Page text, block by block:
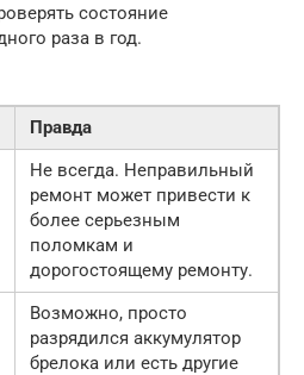
состояние
раза в год.
Правда
Не всегда. Неправильный
ремонт может привести к
более серьезным
поломкам и
дорогостоящему ремонту.
Возможно, просто
разрядился аккумулятор
брелока или есть другие